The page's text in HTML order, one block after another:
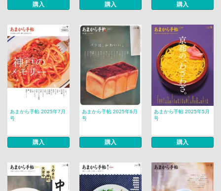
購入 購入 購入
あまから手帖 2025年7月
号
購入
あまから手帖 2025年6月
号
購入
あまから手帖 2025年5月
号
購入